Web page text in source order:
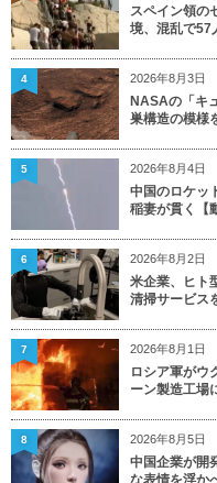
スペイン領の
境、混乱で57
2026年8月3日
NASAの「キ
巣構造の模様
4
2026年8月4日
中国のロケッ
稲妻が貫く【
5
2026年8月2日
米企業、ヒト
清掃サービス
6
2026年8月1日
ロシア軍がウ
ーン製造工場
7
2026年8月5日
中国企業が開
な表情を浮か
8